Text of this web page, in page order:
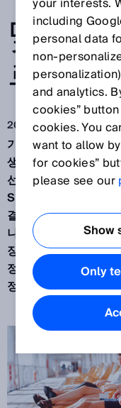
맞춘
루션
2020. 11. 9.
기국, 항만 당국, 선급
생 컨셉과 감염 예방
선에서도 보건 요건을
SICK SensorApp
결합된 지능형
나 밀폐된 일정 공간
장 거리를 확보할 때
정보를 처리하지 않
정도 지킬 수 있습니
including
personal data
and analytics.
cookies”
cookies. You
want to allow
for cookies”
please see our
Show
Only